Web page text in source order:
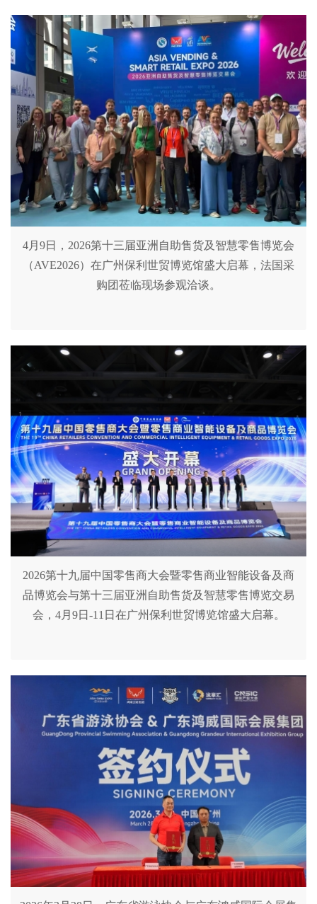
4月9日，2026第十三届亚洲自助售货及智慧零售博览会
（AVE2026）在广州保利世贸博览馆盛大启幕，法国采
购团莅临现场参观洽谈。
2026第十九届中国零售商大会暨零售商业智能设备及商
品博览会与第十三届亚洲自助售货及智慧零售博览交易
会，4月9日-11日在广州保利世贸博览馆盛大启幕。